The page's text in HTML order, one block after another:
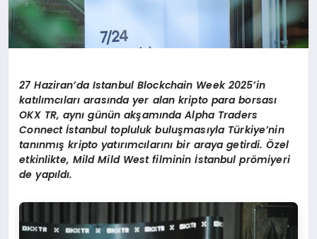
27 Haziran’da Istanbul Blockchain Week 2025’in
katılımcıları arasında yer alan kripto para borsası
OKX TR, aynı günün akşamında Alpha Traders
Connectİstanbul topluluk buluşmasıyla Türkiye’nin
tanınmış kripto yatırımcılarını bir araya getirdi. Özel
etkinlikte, Mild Mild West filminin İstanbul prömiyeri
de yapıldı.